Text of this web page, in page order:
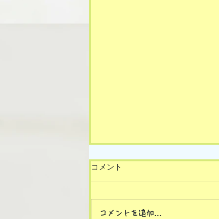
コメント
コメントを追加…